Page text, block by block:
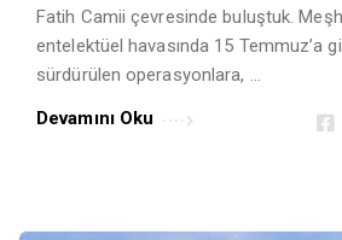
Fatih Camii çevresinde buluştuk.
entelektüel havasında 15 Temmuz’a
sürdürülen operasyonlara, …
Devamını Oku